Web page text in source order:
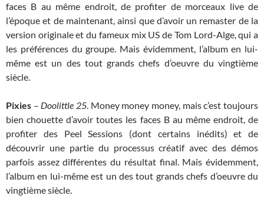
faces B au même endroit, de profiter de morceaux live de
l’époque et de maintenant, ainsi que d’avoir un remaster de la
version originale et du fameux mix US de Tom Lord-Alge, qui a
les préférences du groupe. Mais évidemment, l’album en lui-
même est un des tout grands chefs d’oeuvre du vingtième
siècle.
Pixies – Doolittle 25. Money money money, mais c’est toujours
bien chouette d’avoir toutes les faces B au même endroit, de
profiter des Peel Sessions (dont certains inédits) et de
découvrir une partie du processus créatif avec des démos
parfois assez différentes du résultat final. Mais évidemment,
l’album en lui-même est un des tout grands chefs d’oeuvre du
vingtième siècle.